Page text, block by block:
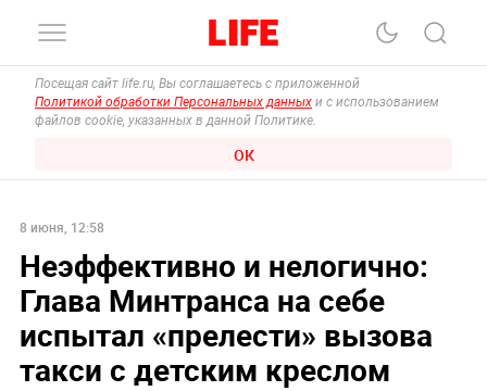
Посещая сайт life.ru, Вы соглашаетесь с приложенной
Политикой обработки Персональных данных и с использованием
файлов cookie, указанных в данной Политике.
ОК
8 июня, 12:58
Неэффективно и нелогично:
Глава Минтранса на себе
испытал «прелести» вызова
такси с детским креслом